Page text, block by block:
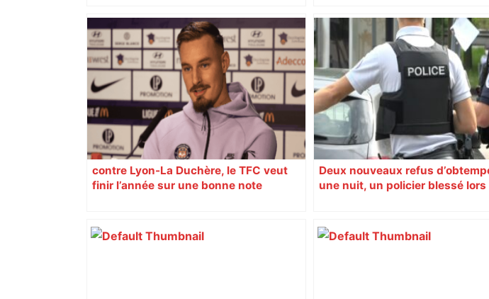
contre Lyon-La Duchère, le TFC veut
finir l’année sur une bonne note
Deux nouveaux refus
une nuit, un policier blessé lors